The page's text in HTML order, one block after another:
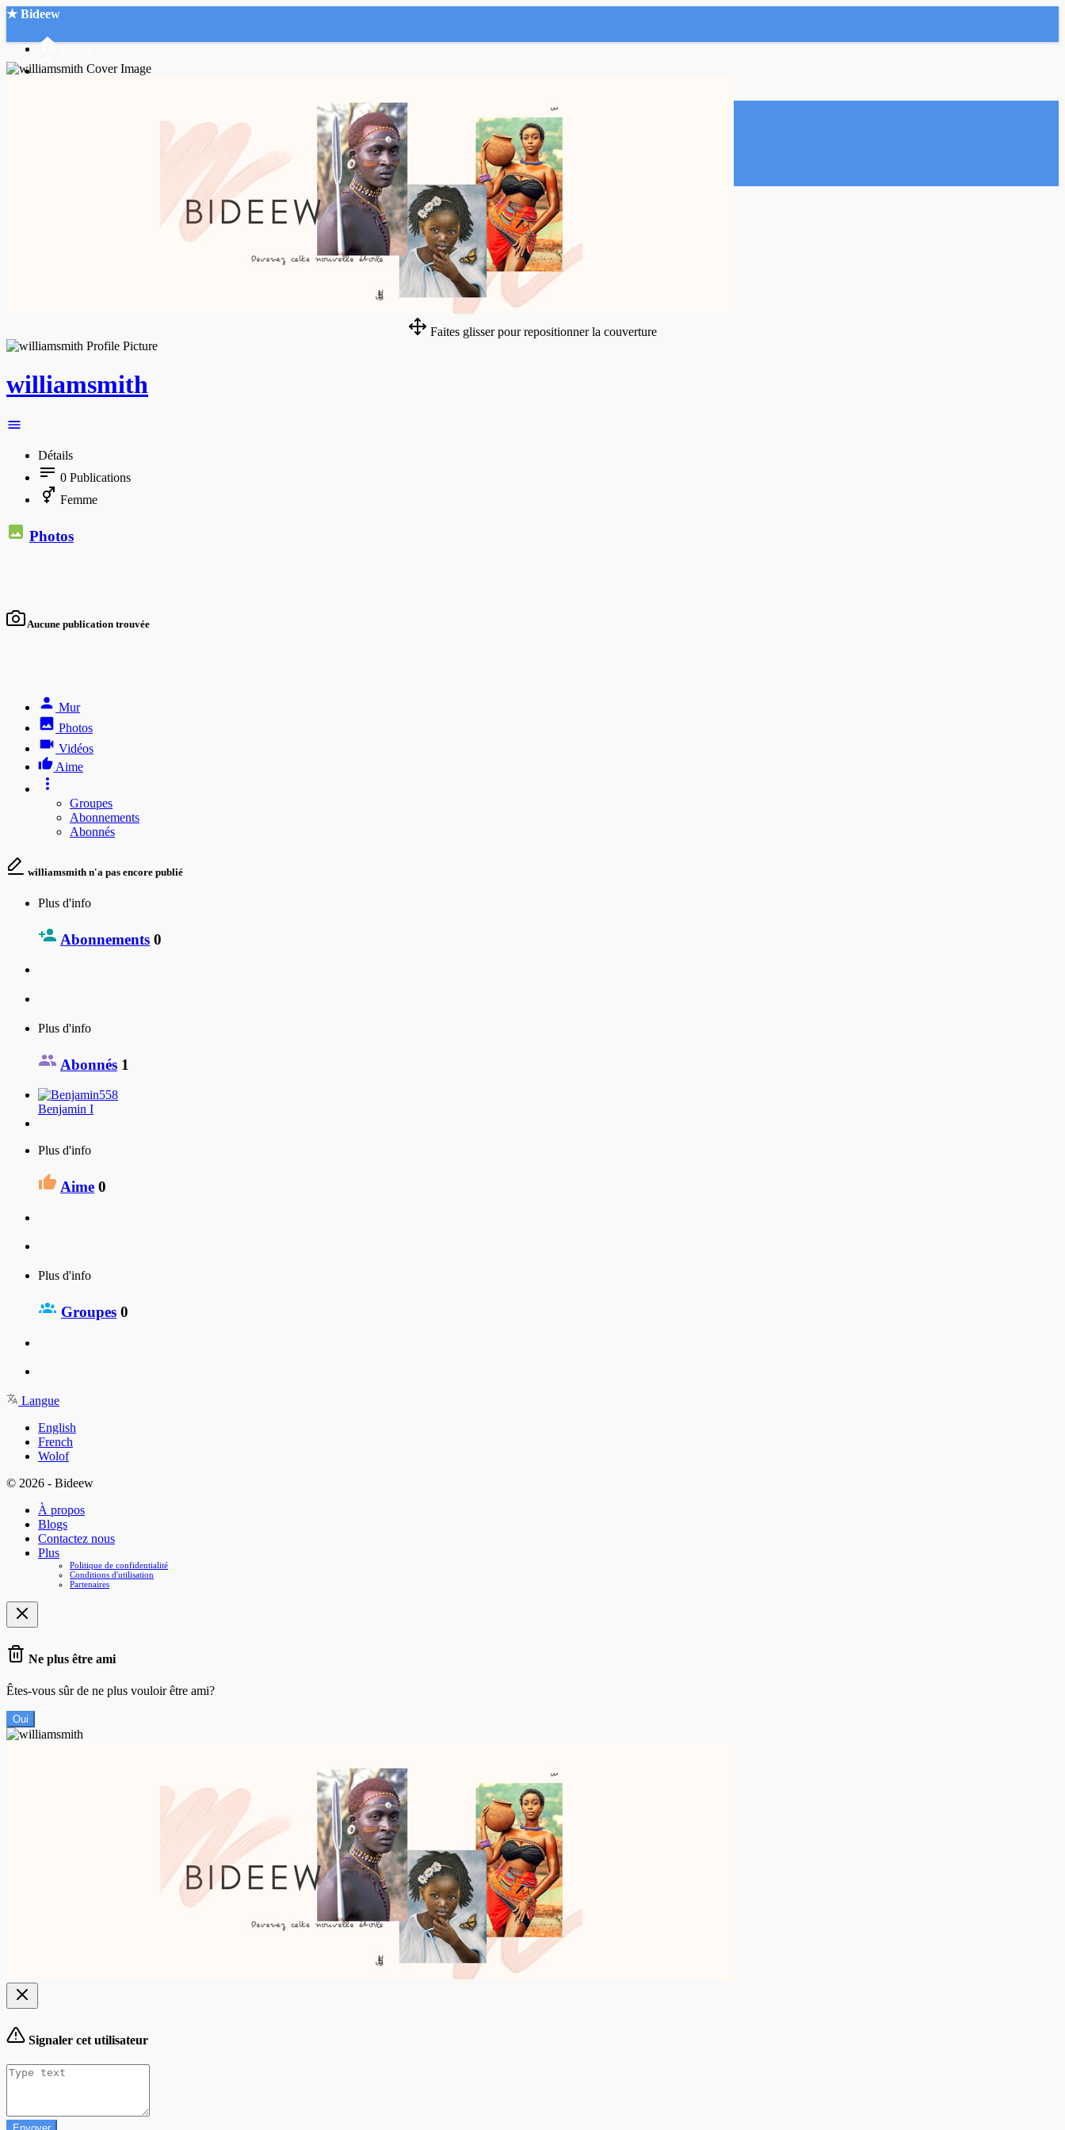
★ Bideew
Faites glisser pour repositionner la couverture
williamsmith
Détails
0 Publications
Femme
Photos
Aucune publication trouvée
Mur
Photos
Vidéos
Aime
Groupes
Abonnements
Abonnés
williamsmith n'a pas encore publié
Plus d'info
Abonnements 0
Plus d'info
Abonnés 1
Benjamin I
Plus d'info
Aime 0
Plus d'info
Groupes 0
Langue
English
French
Wolof
© 2026 - Bideew
À propos
Blogs
Contactez nous
Plus
Politique de confidentialité
Conditions d'utilisation
Partenaires
Ne plus être ami
Êtes-vous sûr de ne plus vouloir être ami?
Oui
Signaler cet utilisateur